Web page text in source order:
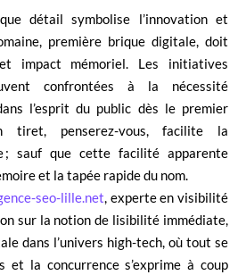
détail symbolise l’innovation et
première brique digitale, doit
impact mémoriel. Les initiatives
confrontées à la nécessité
l’esprit du public dès le premier
tiret, penserez-vous, facilite la
; sauf que cette facilité apparente
et la tapée rapide du nom.
seo-lille.net , experte en visibilité
sur la notion de lisibilité immédiate,
dans l’univers high-tech, où tout se
et la concurrence s’exprime à coup